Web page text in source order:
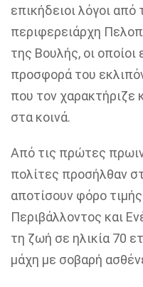
επικήδειοι λόγοι
περιφερειάρχη
της Βουλής, οι
προσφορά του
που τον χαρακτήριζε
στα κοινά.
Από τις πρώτες
πολίτες προσήλθαν
αποτίσουν φόρο
Περιβάλλοντος και
τη ζωή σε ηλικία 70
μάχη με σοβαρή